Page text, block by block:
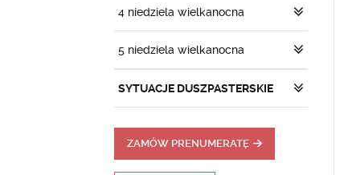
4 niedziela wielkanocna
5 niedziela wielkanocna
SYTUACJE DUSZPASTERSKIE
ZAMÓW PRENUMERATĘ